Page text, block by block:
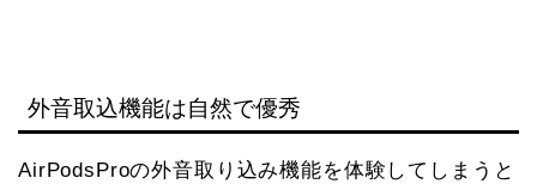
外音取込機能は自然で優秀
AirPodsProの外音取り込み機能を体験してしまうと